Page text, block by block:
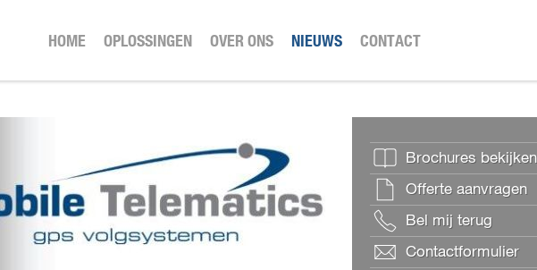
HOME OPLOSSINGEN OVER ONS NIEUWS CONTACT
Brochures bekijken
Offerte aanvragen
Bel mij terug
Contactformulier